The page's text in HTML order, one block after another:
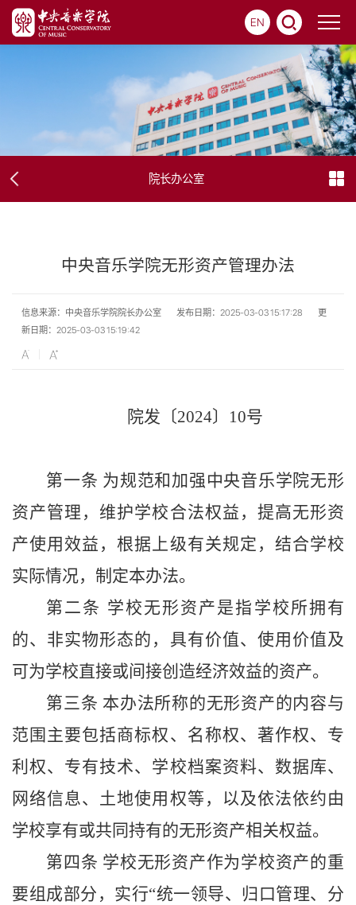
EN
院长办公室
中央音乐学院无形资产管理办法
信息来源：中央音乐学院院长办公室 发布日期：2025-03-03 15:17:28
更
新日期：2025-03-03 15:19:42
院发〔2024〕10号
第一条 为规范和加强中央音乐学院无形
资产管理，维护学校合法权益，提高无形资
产使用效益，根据上级有关规定，结合学校
实际情况，制定本办法。
第二条 学校无形资产是指学校所拥有
的、非实物形态的，具有价值、使用价值及
可为学校直接或间接创造经济效益的资产。
第三条 本办法所称的无形资产的内容与
范围主要包括商标权、名称权、著作权、专
利权、专有技术、学校档案资料、数据库、
网络信息、土地使用权等，以及依法依约由
学校享有或共同持有的无形资产相关权益。
第四条 学校无形资产作为学校资产的重
要组成部分，实行“统一领导、归口管理、分